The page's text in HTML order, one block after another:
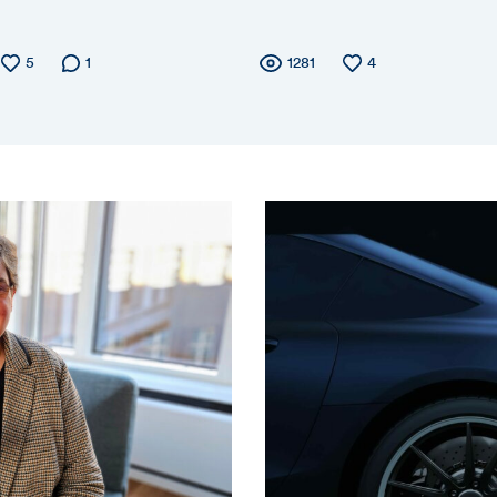
Anzahl
5
Anzahl der
1
Zähler
Views,
Likes
und
dieses
Anzahl
1281
Anzahl
4